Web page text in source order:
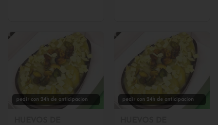
pedir con 24h de anticipacion pedir con 24h de anticipacion